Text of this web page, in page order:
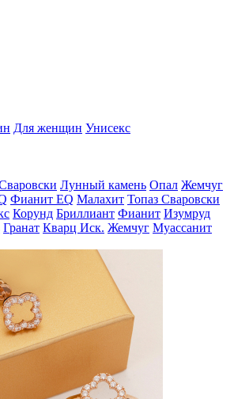
Для женщин Унисекс
Лунный камень Опал Жемчуг
Фианит EQ Малахит Топаз Сваровски
Корунд Бриллиант Фианит Изумруд
Гранат Кварц Иск. Жемчуг Муассанит